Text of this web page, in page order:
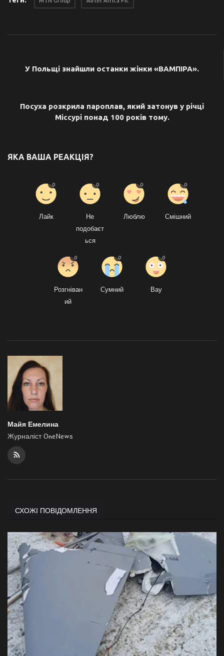
У Польщі знайшли останки жінки «ВАМПІРА».
Посуха розкрила пароплав, який затонув у річці
Міссурі понад 100 років тому.
ЯКА ВАША РЕАКЦІЯ?
Лайк
0
Не
подобаєт
ься
0
Люблю
0
Смішний
0
Розгніван
ий
0
Сумний
0
Вау
0
Майя Емелина
Журналіст OneNews
СХОЖІ ПОВІДОМЛЕННЯ